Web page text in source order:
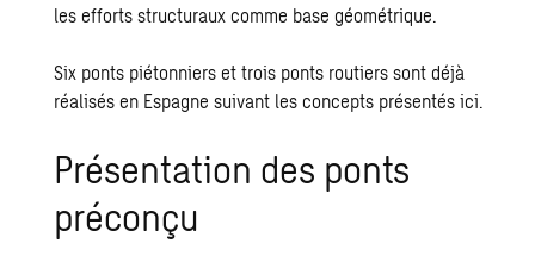
les efforts structuraux comme base géométrique.
Six ponts piétonniers et trois ponts routiers sont déjà
réalisés en Espagne suivant les concepts présentés ici.
Présentation des ponts
préconçu